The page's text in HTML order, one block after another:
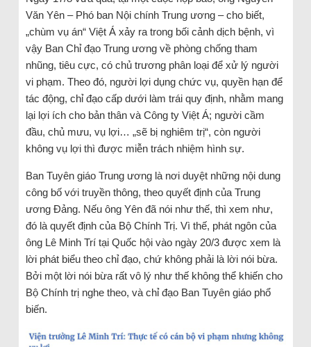
Văn Yên – Phó ban Nội chính Trung ương – cho biết,
„chùm vụ án“ Việt Á xảy ra trong bối cảnh dịch bệnh, vì
vậy Ban Chỉ đạo Trung ương về phòng chống tham
nhũng, tiêu cực, có chủ trương phân loại để xử lý người
vi phạm. Theo đó, người lợi dụng chức vụ, quyền hạn để
tác động, chỉ đạo cấp dưới làm trái quy định, nhằm mang
lại lợi ích cho bản thân và Công ty Việt Á; người cầm
đầu, chủ mưu, vụ lợi… „sẽ bị nghiêm trị“, còn người
không vụ lợi thì được miễn trách nhiệm hình sự.
Ban Tuyên giáo Trung ương là nơi duyệt những nội dung
công bố với truyền thông, theo quyết định của Trung
ương Đảng. Nếu ông Yên đã nói như thế, thì xem như,
đó là quyết định của Bộ Chính Trị. Vì thế, phát ngôn của
ông Lê Minh Trí tại Quốc hội vào ngày 20/3 được xem là
lời phát biểu theo chỉ đạo, chứ không phải là lời nói bừa.
Bởi một lời nói bừa rất vô lý như thế không thể khiến cho
Bộ Chính trị nghe theo, và chỉ đạo Ban Tuyên giáo phổ
biến.